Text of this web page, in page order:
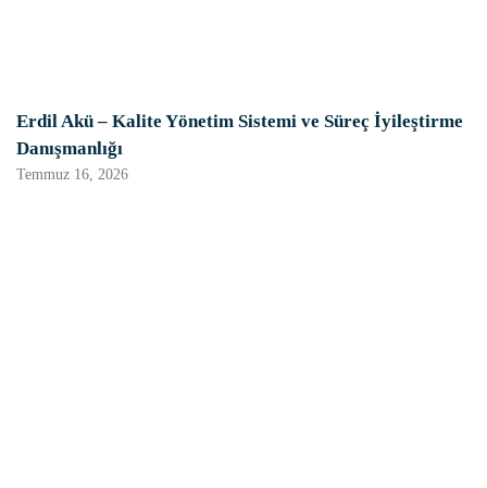
Erdil Akü – Kalite Yönetim Sistemi ve Süreç İyileştirme
Danışmanlığı
Temmuz 16, 2026